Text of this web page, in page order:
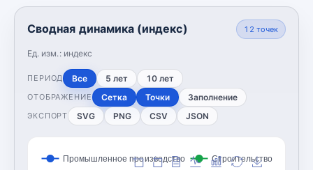
Сводная динамика (индекс)
Ед. изм.: индекс
12 точек
ПЕРИОД Все 5 лет 10 лет
ОТОБРАЖЕНИЕ Сетка Точки Заполнение
ЭКСПОРТ SVG PNG CSV JSON
Промышленное производство Строительство